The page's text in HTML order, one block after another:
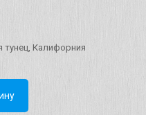
тунец, Калифорния